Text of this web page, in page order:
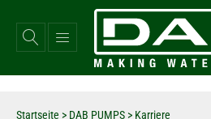
zum
Inhalt
Startseite > DAB PUMPS > Karriere